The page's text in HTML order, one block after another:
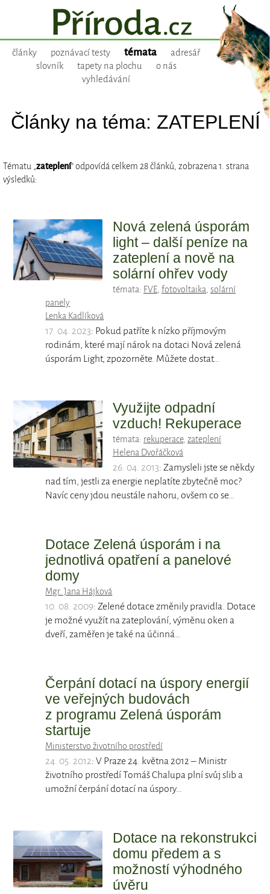
články poznávací testy témata
adresář
slovník
tapety na plochu
o nás
vyhledávání
Články na téma: ZATEPLENÍ
Tématu „zateplení“ odpovídá celkem 28 článků, zobrazena 1. strana
výsledků:
Nová zelená úsporám
light – další peníze na
zateplení a nově na
solární ohřev vody
témata: FVE, fotovoltaika, solární
panely
Lenka Kadlíková
17. 04. 2023: Pokud patříte k nízko příjmovým
rodinám, které mají nárok na dotaci Nová zelená
úsporám Light, zpozorněte. Můžete dostat…
Využijte odpadní
vzduch! Rekuperace
témata: rekuperace, zateplení
Helena Dvořáčková
26. 04. 2013: Zamysleli jste se někdy
nad tím, jestli za energie neplatíte zbytečně moc?
Navíc ceny jdou neustále nahoru, ovšem co se…
Dotace Zelená úsporám i na
jednotlivá opatření a panelové
domy
Mgr. Jana Hájková
10. 08. 2009: Zelené dotace změnily pravidla. Dotace
je možné využít na zateplování, výměnu oken a
dveří, zaměřen je také na účinná…
Čerpání dotací na úspory energií
ve veřejných budovách
z programu Zelená úsporám
startuje
Ministerstvo životního prostředí
24. 05. 2012: V Praze 24. května 2012 – Ministr
životního prostředí Tomáš Chalupa plní svůj slib a
umožní čerpání dotací na úspory…
Dotace na rekonstrukci
domu předem a s
možností výhodného
úvěru